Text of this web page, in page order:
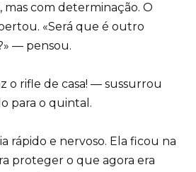
mas com determinação. O
«Será que é outro
— pensou.
o rifle de casa! — sussurrou
para o quintal.
rápido e nervoso. Ela ficou na
proteger o que agora era